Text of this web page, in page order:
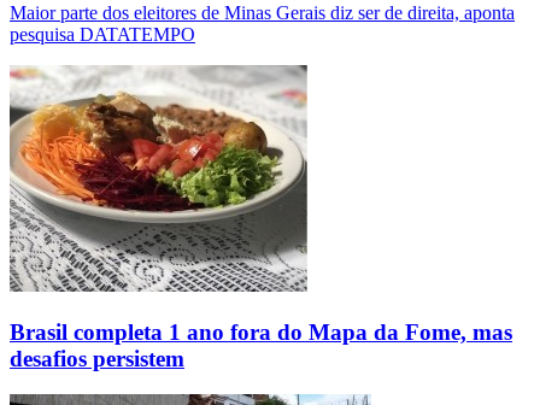
Maior parte dos eleitores de Minas Gerais diz ser de direita, aponta
pesquisa DATATEMPO
Brasil completa 1 ano fora do Mapa da Fome, mas
desafios persistem